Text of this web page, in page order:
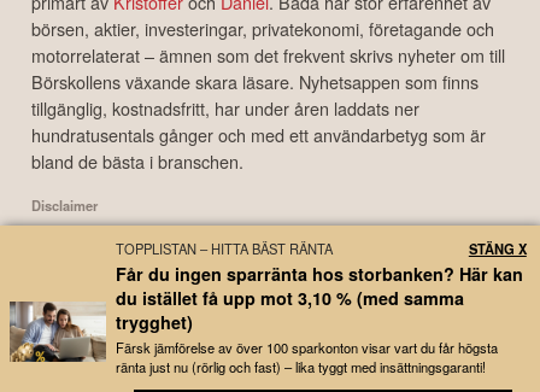
börsen, aktier, investeringar, privatekonomi, företagande och
motorrelaterat – ämnen som det frekvent skrivs nyheter om till
Börskollens växande skara läsare. Nyhetsappen som finns
tillgänglig, kostnadsfritt, har under åren laddats ner
hundratusentals gånger och med ett användarbetyg som är
bland de bästa i branschen.
Disclaimer
Börskollen Sverige AB ("Börskollen") är inte finansiella rådgivare, står inte under
finansinspektionens tillsyn och ger inga råd till dig. Detta innebär att
investeringsbeslut baserade på information som direkt eller indirekt härrörande
från Börskollen eller personer med koppling till Börskollen, alltid fattas
självständigt av investeraren. Börskollen frånsäger sig allt ansvar för eventuell
förlust eller skada av vad slag det må vara som grundar sig på användandet av
material härrörande från tjänsten Börskollen.
TOPPLISTAN – HITTA BÄST RÄNTA
Får du ingen sparränta hos storbanken? Här kan
du istället få upp mot 3,10 % (med samma
trygghet)
Färsk jämförelse av över 100 sparkonton visar vart du får högsta
ränta just nu (rörlig och fast) – lika tyggt med insättningsgaranti!
STÄNG X